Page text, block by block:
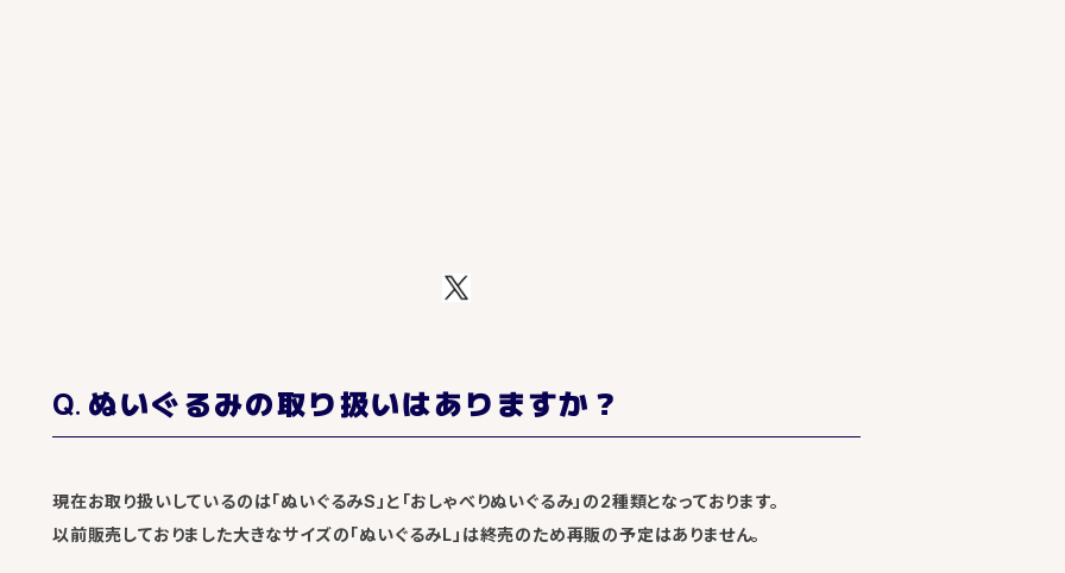
ぬいぐるみの取り扱いはありますか？
現在お取り扱いしているのは「ぬいぐるみS」と「おしゃべりぬいぐるみ」の2種類となっております。
以前販売しておりました大きなサイズの「ぬいぐるみL」は終売のため再販の予定はありません。